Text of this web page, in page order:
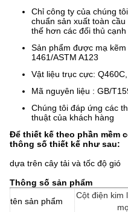
Chỉ công ty của chúng
chuẩn sản xuất toàn
thế hơn các đối thủ cạnh
Sản phẩm được mạ
1461/ASTM A123
Vật liệu trục cực:
Mã nguyên liệu : GB/
Chúng tôi đáp ứng các
thuật của khách hàng
Để thiết kế theo phần mềm
thông số thiết kế như sau:
dựa trên cây tải và tốc độ gió
Thông số sản phẩm
tên sản phẩm
Cột điện kim